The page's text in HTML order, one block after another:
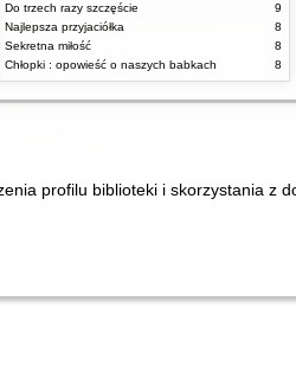
Do trzech razy szczęście
9
Najlepsza przyjaciółka
8
Sekretna miłość
8
Chłopki : opowieść o naszych babkach
8
profilu biblioteki i skorzystania z